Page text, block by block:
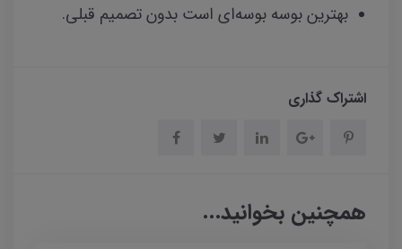
بهترین بوسه بوسه‌ای است بدون تصمیم قبلی.
اشتراک گذاری
همچنین بخوانید...